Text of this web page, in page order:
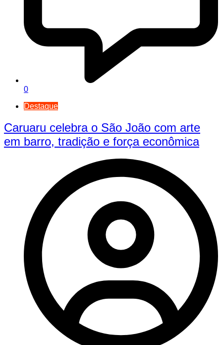
0
Destaque
Caruaru celebra o São João com arte
em barro, tradição e força econômica